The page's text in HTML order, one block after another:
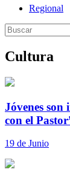
Regional
Cultura
Jóvenes
con el
19 de Junio